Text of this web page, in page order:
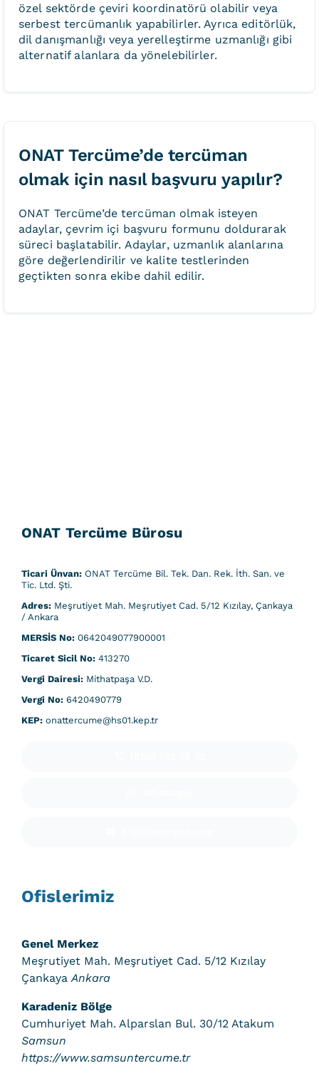
özel sektörde çeviri koordinatörü olabilir veya
serbest tercümanlık yapabilirler. Ayrıca editörlük,
dil danışmanlığı veya yerelleştirme uzmanlığı gibi
alternatif alanlara da yönelebilirler.
ONAT Tercüme’de tercüman
olmak için nasıl başvuru yapılır?
ONAT Tercüme’de tercüman olmak isteyen
adaylar, çevrim içi başvuru formunu doldurarak
süreci başlatabilir. Adaylar, uzmanlık alanlarına
göre değerlendirilir ve kalite testlerinden
geçtikten sonra ekibe dahil edilir.
ONAT Tercüme Bürosu
Ticari Ünvan:ONAT Tercüme Bil. Tek. Dan. Rek. İth. San. ve
Tic. Ltd. Şti.
Adres:Meşrutiyet Mah. Meşrutiyet Cad. 5/12 Kızılay, Çankaya
/ Ankara
MERSİS No:0642049077900001
Ticaret Sicil No:413270
Vergi Dairesi:Mithatpaşa V.D.
Vergi No:6420490779
KEP:onattercume@hs01.kep.tr
Ofislerimiz
Genel Merkez
Meşrutiyet Mah. Meşrutiyet Cad. 5/12 Kızılay
Çankaya Ankara
Karadeniz Bölge
Cumhuriyet Mah. Alparslan Bul. 30/12 Atakum
Samsun
https://www.samsuntercume.tr